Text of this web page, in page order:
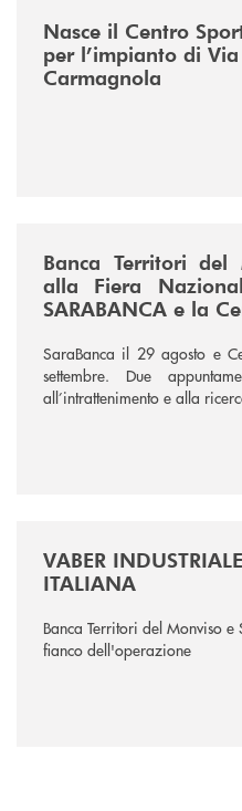
Nasce il Centro
per l’impianto di
Carmagnola
Banca Territori del
alla Fiera
SARABANCA e la
SaraBanca il 29 agosto e
settembre. Due
all’intrattenimento e alla
VABER
ITALIANA
Banca Territori del Monviso
fianco dell'operazione